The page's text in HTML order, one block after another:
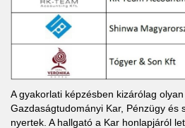
A gyakorlati képzésben kizárólag
Gazdaságtudományi Kar, Pénzügy és
nyertek. A hallgató a Kar honlapjáról